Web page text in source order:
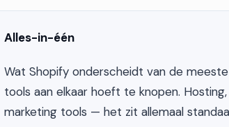
Alles-in-één
Wat Shopify onderscheidt van de
tools aan elkaar hoeft te knopen.
marketing tools — het zit allemaal